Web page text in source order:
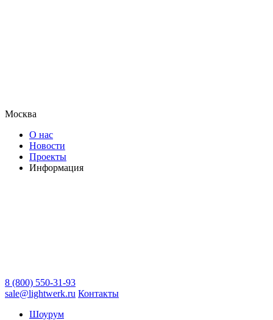
Москва
О нас
Новости
Проекты
Информация
8 (800) 550-31-93
sale@lightwerk.ru Контакты
Шоурум